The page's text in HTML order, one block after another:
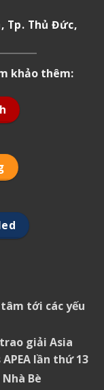
Tp. Thủ Đức,
khảo thêm:
tới các yếu
giải Asia
lần thứ 13
Bè